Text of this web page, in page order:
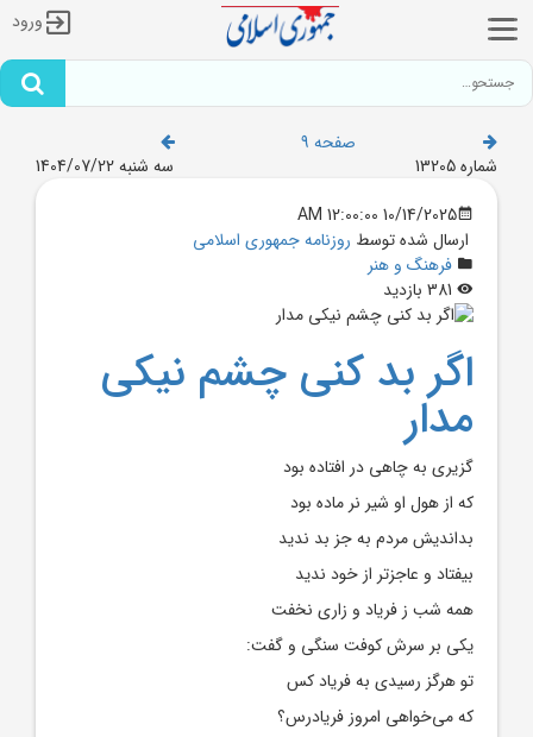
ورود
صفحه 9
شماره 13205
سه شنبه 1404/07/22
10/14/2025 12:00:00 AM
ارسال شده توسط روزنامه جمهوری اسلامی
فرهنگ و هنر
اگر بد کنی چشم نیکی
مدار
گزیری به چاهی در افتاده بود
که از هول او شیر نر ماده بود
بداندیش مردم به جز بد ندید
بیفتاد و عاجزتر از خود ندید
همه شب ز فریاد و زاری نخفت
یکی بر سرش کوفت سنگی و گفت:
تو هرگز رسیدی به فریاد کس
که می‌خواهی امروز فریادرس؟